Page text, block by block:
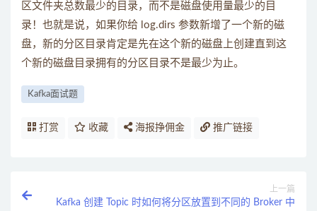
区文件夹总数最少的目录，而不是磁盘使用量最少的目
录！也就是说，如果你给 log.dirs 参数新增了一个新的磁
盘，新的分区目录肯定是先在这个新的磁盘上创建直到这
个新的磁盘目录拥有的分区目录不是最少为止。
Kafka面试题
打赏 收藏 海报挣佣金 推广链接
上一篇
Kafka 创建 Topic 时如何将分区放置到不同的 Broker 中